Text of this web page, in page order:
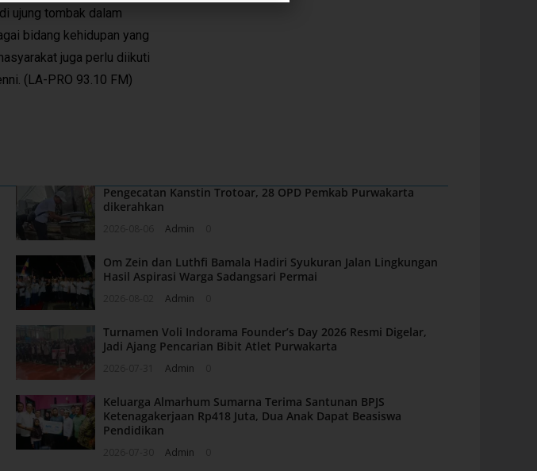
ujung tombak dalam
bidang kehidupan yang
juga perlu diikuti
(LA-PRO 93.10 FM)
Pengecatan Kanstin Trotoar, 28 OPD Pemkab Purwakarta
dikerahkan
Admin
Om Zein dan Luthfi Bamala Hadiri Syukuran Jalan Lingkungan
Hasil Aspirasi Warga Sadangsari Permai
Admin
Turnamen Voli Indorama Founder’s Day 2026 Resmi Digelar,
Jadi Ajang Pencarian Bibit Atlet Purwakarta
Admin
Keluarga Almarhum Sumarna Terima Santunan BPJS
Ketenagakerjaan Rp418 Juta, Dua Anak Dapat Beasiswa
Pendidikan
Admin